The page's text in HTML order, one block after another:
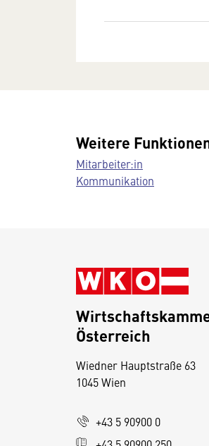
Weitere
Mitarbeiter:in
Kommunikation
Österreich
Wiedner Hauptstraße 63
1045 Wien
+43 5 90900 0